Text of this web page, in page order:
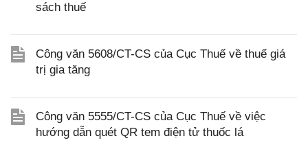
sách thuế
Công văn 5608/CT-CS của Cục Thuế về thuế giá
trị gia tăng
Công văn 5555/CT-CS của Cục Thuế về việc
hướng dẫn quét QR tem điện tử thuốc lá